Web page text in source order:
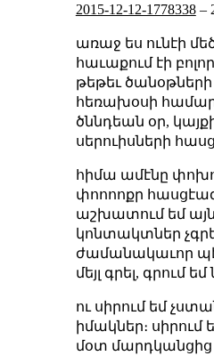
2015-12-12-1778338–
առաջ ես ունէի
հաւաքում էի
թեթեւ
հեռախօսի
ծննդեան օր,
սերուիսների
հիմա ամէնը
փոոոոքր
աշխատում եմ
կոնտակտներ
ժամանակաւոր
մեյլ գրել, գրում
ու սիրում եմ
իմակներ։ սիրում
մօտ մարդկանցից